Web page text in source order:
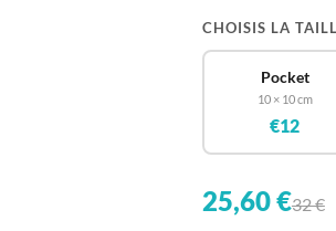
CHOISIS LA
Pocket
10 × 10 cm
€12
25,60 €32 €